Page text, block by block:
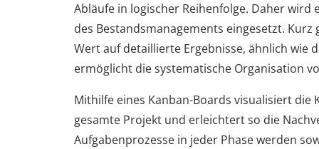
Abläufe in logischer Reihenfolge. Daher wird
des Bestandsmanagements eingesetzt. Kurz
Wert auf detaillierte Ergebnisse, ähnlich wie
ermöglicht die systematische Organisation
Mithilfe eines Kanban-Boards visualisiert die
gesamte Projekt und erleichtert so die
Aufgabenprozesse in jeder Phase werden